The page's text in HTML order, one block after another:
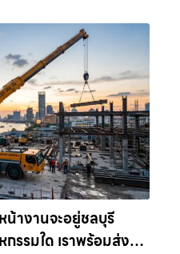
น้างานจะอยู่ชลบุรี
รรมใด เราพร้อมส่งรถ